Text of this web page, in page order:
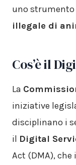
uno
illegale di
Cos’è il
La
iniziative
disciplinano i
il Digital
Act (DMA),